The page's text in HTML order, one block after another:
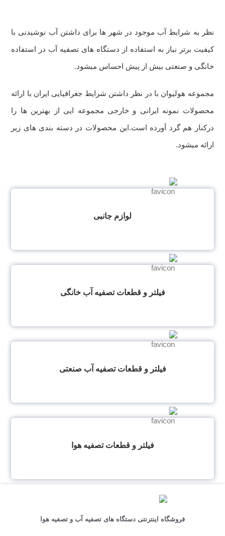
نظر به شرایط آب موجود در شهر ها برای داشتن آب نوشیدنی با
کیفیت برتر نیاز به استفاده از دستگاه های تصفیه آب در استفاده
خانگی و صنعتی بیش از پیش احساس میشود.
مجموعه هولیوان با در نظر داشتن شرایط جغرافیایی ایران با ارائه
محصولات نمونه ایرانی و خارجی مجموعه ایی از بهترین ها را
درکنار هم گرد آورده است.این محصولات در دسته بندی های زیر
ارائه میشود.
لوازم جانبی
فیلتر و قطعات تصفیه آب خانگی
فیلتر و قطعات تصفیه آب صنعتی
فیلتر و قطعات تصفیه هوا
فروشگاه اینترنتی دستگاه های تصفیه آب و تصفیه هوا